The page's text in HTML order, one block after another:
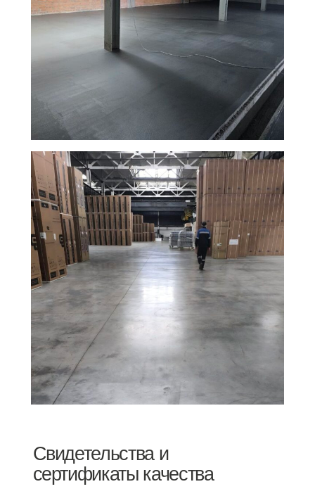
Свидетельства и
сертификаты качества